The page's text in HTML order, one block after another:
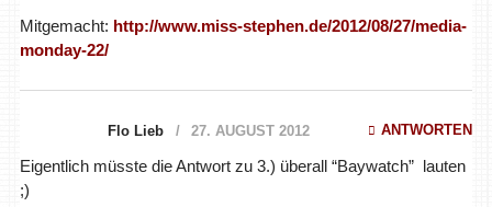
Mitgemacht: http://www.miss-stephen.de/2012/08/27/media-
monday-22/
Flo Lieb 27. AUGUST 2012 ANTWORTEN
Eigentlich müsste die Antwort zu 3.) überall “Baywatch” lauten
;)